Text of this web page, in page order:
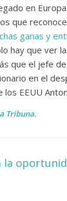
en
que
ganas y
hay que ver
que el jefe
en el
EEUU
Tribuna.
la